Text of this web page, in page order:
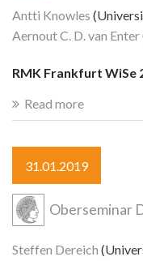
Antti Knowles
Aernout C. D. van Enter
RMK Frankfurt WiSe
Read more
31.01.2019
Oberseminar
Steffen Dereich